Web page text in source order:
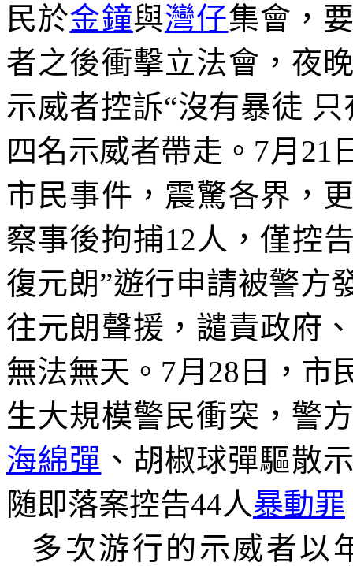
民於金鐘與灣仔集會，
者之後衝擊立法會，夜
示威者控訴“沒有暴徒 只
四名示威者帶走。 7月 21
市民事件，震驚各界，
察事後拘捕12人，僅控
復元朗”遊行申請被警方
往元朗聲援，譴責政府
無法無天。 7月 28 日，市
生大規模警民衝突，警
海綿彈 、胡椒球彈驅散
随即落案控告44人暴動罪
多次游行的示威者以